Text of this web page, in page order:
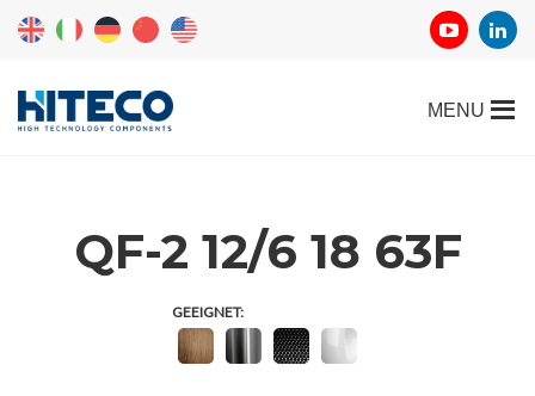
QF-2 12/6 18 63F
GEEIGNET: